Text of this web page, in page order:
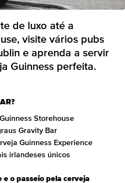
de luxo até a
visite vários pubs
e aprenda a servir
Guinness perfeita.
Storehouse
Gravity Bar
Guinness Experience
irlandeses únicos
e o passeio pela cerveja